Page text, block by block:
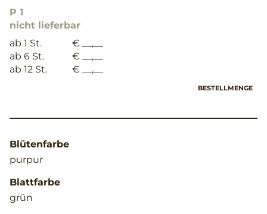
P 1
nicht lieferbar
ab 1 St.
€ __,__
ab 6 St.
€ __,__
ab 12 St.
€ __,__
BESTELLMENGE
Blütenfarbe
purpur
Blattfarbe
grün